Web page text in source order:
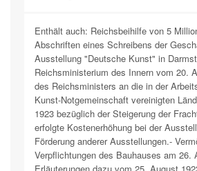
Enthält auch: Reichsbeihilfe von 5
Abschriften eines Schreibens der
Ausstellung "Deutsche Kunst" in
Reichsministerium des Innern vom 20.
des Reichsministers an die in der
Kunst-Notgemeinschaft vereinigten
1923 bezüglich der Steigerung der
erfolgte Kostenerhöhung bei der
Förderung anderer Ausstellungen.-
Verpflichtungen des Bauhauses am 26.